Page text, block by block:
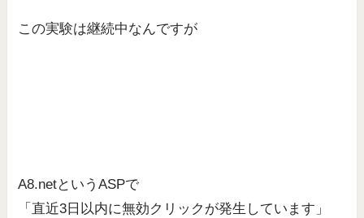
この実験は継続中なんですが
A8.netというASPで
「直近3日以内に無効クリックが発生しています」